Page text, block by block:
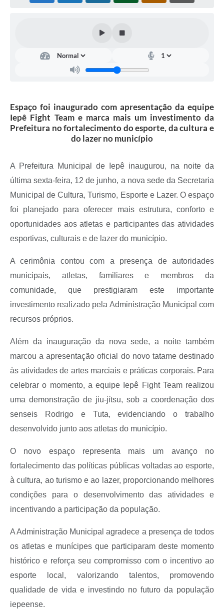
Legislação
Contratos
Notícias
Serviços Online
Telefones Úteis
A Prefeitura
Espaço foi inaugurado com apresentação da equipe
Iepê Fight Team e marca mais um investimento da
Prefeitura no fortalecimento do esporte, da cultura e
do lazer no município
A Prefeitura Municipal de Iepê inaugurou, na noite da
última sexta-feira, 12 de junho, a nova sede da Secretaria
Municipal de Cultura, Turismo, Esporte e Lazer. O espaço
foi planejado para oferecer mais estrutura, conforto e
oportunidades aos atletas e participantes das atividades
esportivas, culturais e de lazer do município.
A cerimônia contou com a presença de autoridades
municipais, atletas, familiares e membros da
comunidade, que prestigiaram este importante
investimento realizado pela Administração Municipal com
recursos próprios.
Além da inauguração da nova sede, a noite também
marcou a apresentação oficial do novo tatame destinado
às atividades de artes marciais e práticas corporais. Para
celebrar o momento, a equipe Iepê Fight Team realizou
uma demonstração de jiu-jítsu, sob a coordenação dos
senseis Rodrigo e Tuta, evidenciando o trabalho
desenvolvido junto aos atletas do município.
O novo espaço representa mais um avanço no
fortalecimento das políticas públicas voltadas ao esporte,
à cultura, ao turismo e ao lazer, proporcionando melhores
condições para o desenvolvimento das atividades e
incentivando a participação da população.
A Administração Municipal agradece a presença de todos
os atletas e munícipes que participaram deste momento
histórico e reforça seu compromisso com o incentivo ao
esporte local, valorizando talentos, promovendo
qualidade de vida e investindo no futuro da população
iepeense.